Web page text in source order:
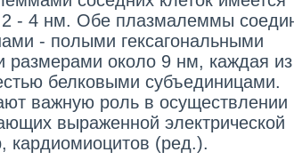
2 - 4 нм. Обе плазмалеммы
- полыми гексагональными
размерами около 9 нм, каждая из
белковыми субъединицами.
важную роль в осуществлении
выраженной электрической
кардиомиоцитов (ред.).